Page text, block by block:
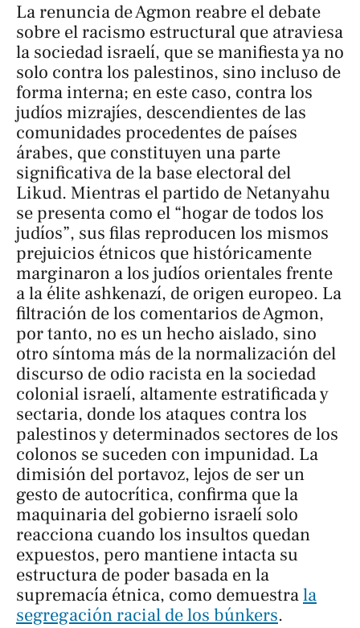
La renuncia de Agmon reabre el debate
sobre el racismo estructural que atraviesa
la sociedad israelí, que se manifiesta ya no
solo contra los palestinos, sino incluso de
forma interna; en este caso, contra los
judíos mizrajíes, descendientes de las
comunidades procedentes de países
árabes, que constituyen una parte
significativa de la base electoral del
Likud. Mientras el partido de Netanyahu
se presenta como el “hogar de todos los
judíos”, sus filas reproducen los mismos
prejuicios étnicos que históricamente
marginaron a los judíos orientales frente
a la élite ashkenazí, de origen europeo. La
filtración de los comentarios de Agmon,
por tanto, no es un hecho aislado, sino
otro síntoma más de la normalización del
discurso de odio racista en la sociedad
colonial israelí, altamente estratificada y
sectaria, donde los ataques contra los
palestinos y determinados sectores de los
colonos se suceden con impunidad. La
dimisión del portavoz, lejos de ser un
gesto de autocrítica, confirma que la
maquinaria del gobierno israelí solo
reacciona cuando los insultos quedan
expuestos, pero mantiene intacta su
estructura de poder basada en la
supremacía étnica, como demuestrala
segregación racial de los búnkers.